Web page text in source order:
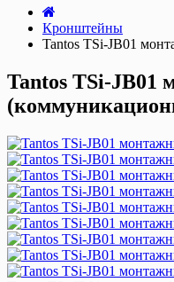
Кронштейны
Tantos TSi-JB01
Tantos TSi-JB01